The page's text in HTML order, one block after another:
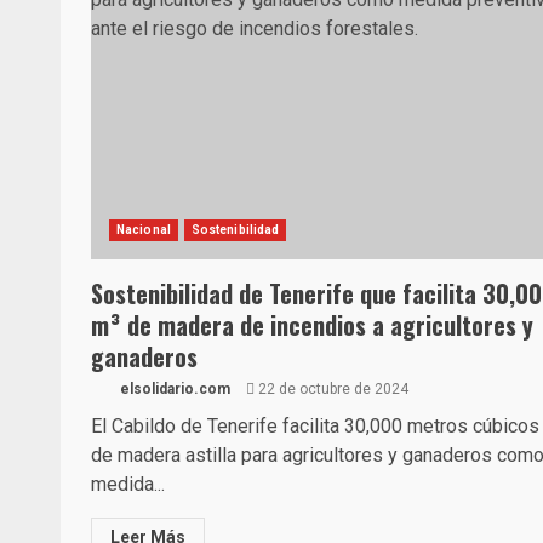
Nacional Sostenibilidad
Sostenibilidad de Tenerife que facilita
m³ de madera de incendios a agricultores y
ganaderos
elsolidario.com 22 de octubre de 2024
El Cabildo de Tenerife facilita 30,000 metros cúbicos
de madera astilla para agricultores y ganaderos como
medida...
Leer Más